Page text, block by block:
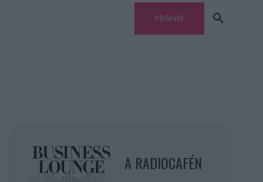
Hírlevél
A RADIOCAFÉN